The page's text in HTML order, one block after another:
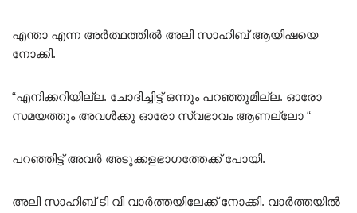
എന്താ എന്ന അർത്ഥത്തിൽ അലി സാഹിബ് ആയിഷയെ
നോക്കി.
“എനിക്കറിയില്ല. ചോദിച്ചിട്ട് ഒന്നും പറഞ്ഞുമില്ല. ഓരോ
സമയത്തും അവൾക്കു ഓരോ സ്വഭാവം ആണല്ലോ “
പറഞ്ഞിട്ട് അവർ അടുക്കളഭാഗത്തേക്ക് പോയി.
അലി സാഹിബ്‌ ടി വി വാർത്തയിലേക്ക് നോക്കി. വാർത്തയിൽ